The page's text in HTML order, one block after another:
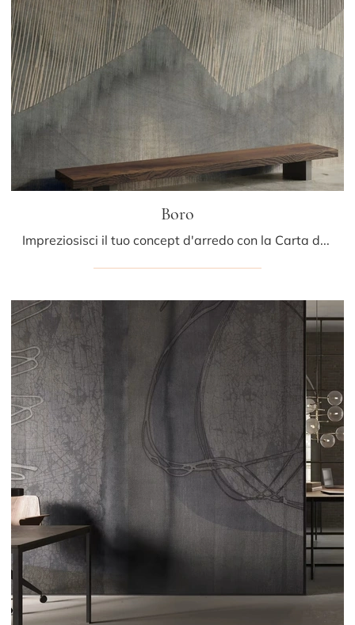
Boro
Impreziosisci il tuo concept d'arredo con la Carta da parati in TNT: se cerchi una soluzione design, Boro fa al caso tuo.